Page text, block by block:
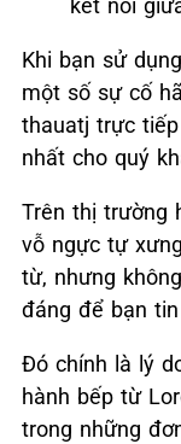
kết nối
Khi bạn sử
một số sự cố
thauatj trực
nhất cho quý
Trên thị trường
vỗ ngực tự
từ, nhưng
đáng để bạn
Đó chính là lý
hành bếp từ
trong những